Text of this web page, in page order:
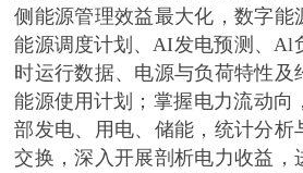
侧能源管理效益最大化，数字能
能源调度计划、 AI发电预测、Al
时运行数据、电源与负荷特性及
能源使用计划 ；掌握电力流动
部发电、用电、储能，统计分析
交换，深入开展剖析电力收益，